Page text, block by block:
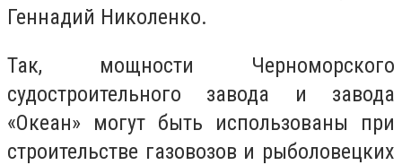
Геннадий Николенко.
Так, мощности Черноморского
судостроительного завода и завода
«Океан» могут быть использованы при
строительстве газовозов и рыболовецких